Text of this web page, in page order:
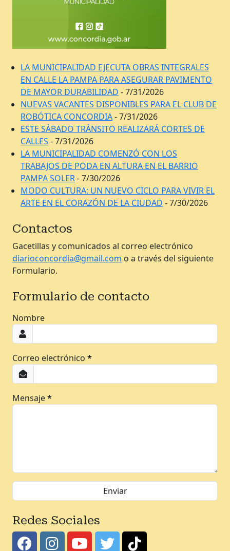
LA MUNICIPALIDAD EJECUTA OBRAS INTEGRALES
EN CALLE LA PAMPA PARA ASEGURAR PAVIMENTO
DE MAYOR DURABILIDAD - 7/31/2026
NUEVAS VACANTES DISPONIBLES PARA EL CLUB DE
ROBÓTICA CONCORDIA- 7/31/2026
ESTE SÁBADO TRÁNSITO REALIZARÁ CORTES DE
CALLES - 7/31/2026
LA MUNICIPALIDAD COMENZÓ CON LOS
TRABAJOS DE PODA EN ALTURA EN EL BARRIO
PAMPA SOLER- 7/30/2026
MODO CULTURA: UN NUEVO CICLO PARA VIVIR EL
ARTE EN EL CORAZÓN DE LA CIUDAD - 7/30/2026
Contactos
Gacetillas y comunicados al correo electrónico
diarioconcordia@gmail.com o a través del siguiente
Formulario.
Formulario de contacto
Nombre
Correo electrónico *
Mensaje*
Redes Sociales